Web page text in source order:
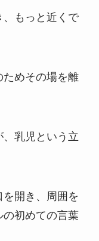
もっと近くで
ためその場を離
乳児という立
開き、周囲を
初めての言葉